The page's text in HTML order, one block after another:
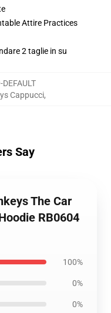
Attire Practices
2 taglie in su
Cappucci,
Say
The Car
RB0604
100%
0%
0%